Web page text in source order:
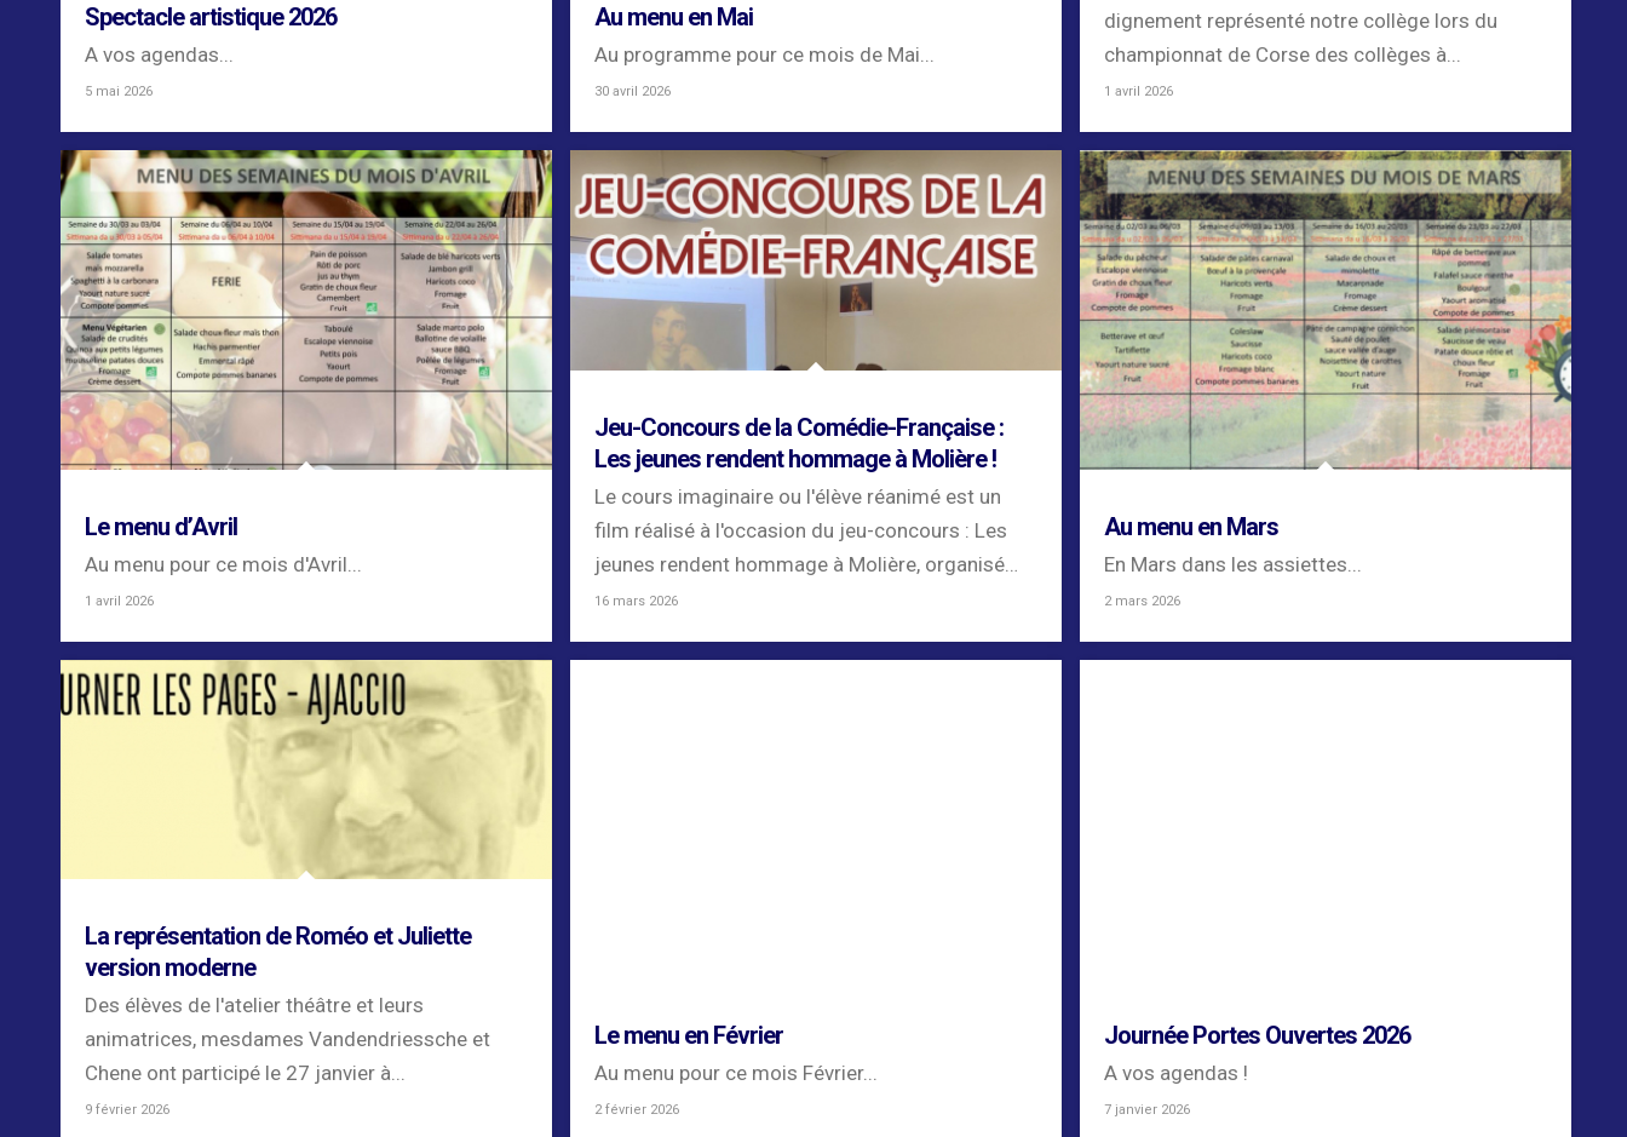
Spectacle artistique 2026
A vos agendas...
5 mai 2026
Au menu en Mai
Au programme pour ce mois de Mai...
30 avril 2026
dignement représenté notre collège lors du
championnat de Corse des collèges à...
1 avril 2026
Le menu d’Avril
Au menu pour ce mois d'Avril...
1 avril 2026
Jeu-Concours de la Comédie-Française :
Les jeunes rendent hommage à Molière !
Le cours imaginaire ou l'élève réanimé est un
film réalisé à l'occasion du jeu-concours : Les
jeunes rendent hommage à Molière, organisé
par...
16 mars 2026
Au menu en Mars
En Mars dans les assiettes...
2 mars 2026
La représentation de Roméo et Juliette
version moderne
Des élèves de l'atelier théâtre et leurs
animatrices, mesdames Vandendriessche et
Chene ont participé le 27 janvier à...
9 février 2026
Le menu en Février
Au menu pour ce mois Février...
2 février 2026
Journée Portes Ouvertes 2026
A vos agendas !
7 janvier 2026